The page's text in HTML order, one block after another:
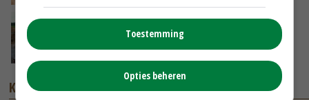
01-08-2026
KENNISPARTNERS
Toestemming
Opties beheren